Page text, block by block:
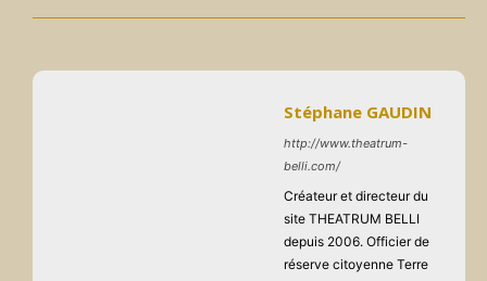
Stéphane GAUDIN
http://www.theatrum-
belli.com/
Créateur et directeur du
site THEATRUM BELLI
depuis 2006. Officier de
réserve citoyenne Terre